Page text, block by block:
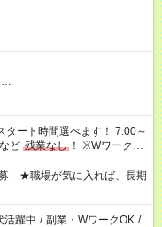
…
ど 残業なし ！ ※Wワークの
超の就業はご案内できませ
務は社会保険への加入対象
派遣の原則禁止）により、
しい場合があります
★職場が気に入れば、長期
活躍中 / 副業・WワークOK /